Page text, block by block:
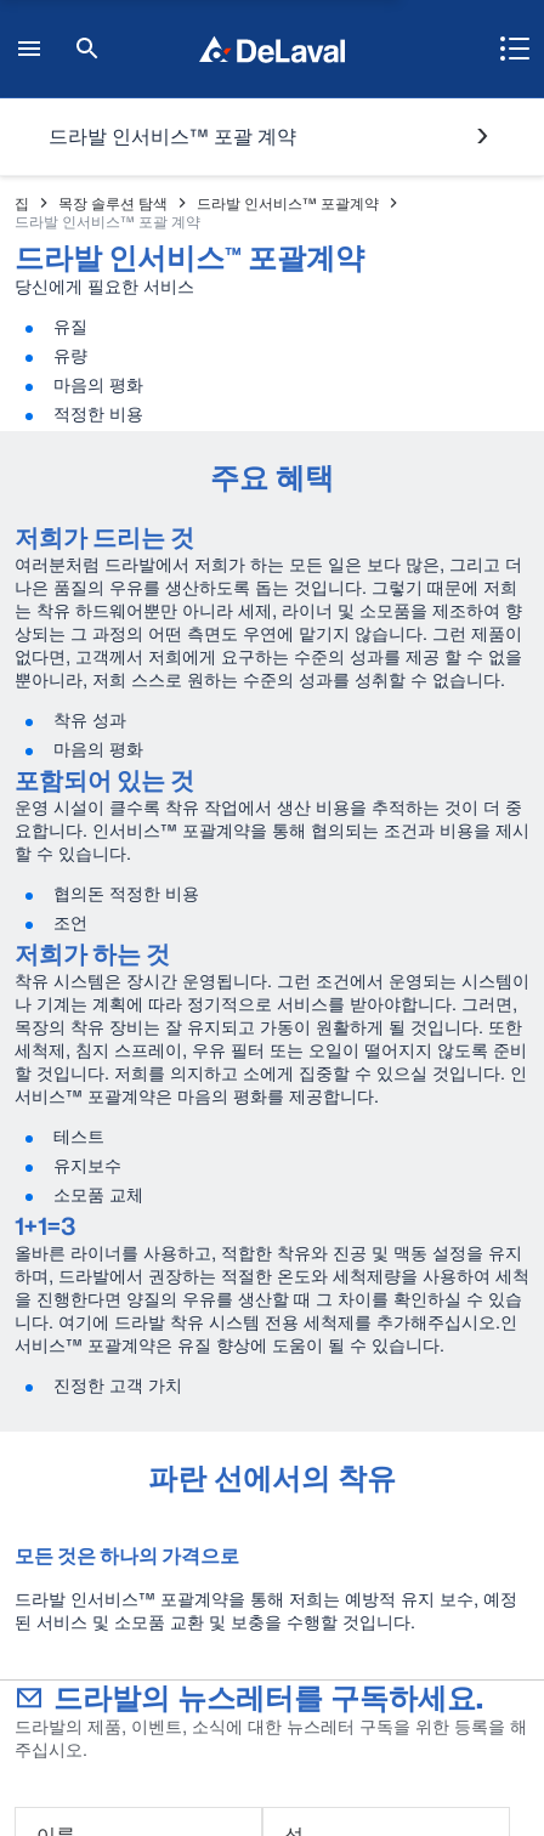
드라발 인서비스™ 포괄 계약
집 목장 솔루션 탐색
드라발 인서비스™ 포괄계약
드라발 인서비스™ 포괄 계약
드라발 인서비스™ 포괄계약
당신에게 필요한 서비스
유질
유량
마음의 평화
적정한 비용
주요 혜택
저희가 드리는 것
여러분처럼 드라발에서 저희가 하는 모든 일은 보다 많은, 그리고 더
나은 품질의 우유를 생산하도록 돕는 것입니다. 그렇기 때문에 저희
는 착유 하드웨어뿐만 아니라 세제, 라이너 및 소모품을 제조하여 향
상되는 그 과정의 어떤 측면도 우연에 맡기지 않습니다. 그런 제품이
없다면, 고객께서 저희에게 요구하는 수준의 성과를 제공 할 수 없을
뿐아니라, 저희 스스로 원하는 수준의 성과를 성취할 수 없습니다.
착유 성과
마음의 평화
포함되어 있는 것
운영 시설이 클수록 착유 작업에서 생산 비용을 추적하는 것이 더 중
요합니다. 인서비스™ 포괄계약을 통해 협의되는 조건과 비용을 제시
할 수 있습니다.
협의돈 적정한 비용
조언
저희가 하는 것
착유 시스템은 장시간 운영됩니다. 그런 조건에서 운영되는 시스템이
나 기계는 계획에 따라 정기적으로 서비스를 받아야합니다. 그러면,
목장의 착유 장비는 잘 유지되고 가동이 원활하게 될 것입니다. 또한
세척제, 침지 스프레이, 우유 필터 또는 오일이 떨어지지 않도록 준비
할 것입니다. 저희를 의지하고 소에게 집중할 수 있으실 것입니다. 인
서비스™ 포괄계약은 마음의 평화를 제공합니다.
테스트
유지보수
소모품 교체
1+1=3
올바른 라이너를 사용하고, 적합한 착유와 진공 및 맥동 설정을 유지
하며, 드라발에서 권장하는 적절한 온도와 세척제량을 사용하여 세척
을 진행한다면 양질의 우유를 생산할 때 그 차이를 확인하실 수 있습
니다. 여기에 드라발 착유 시스템 전용 세척제를 추가해주십시오.인
서비스™ 포괄계약은 유질 향상에 도움이 될 수 있습니다.
진정한 고객 가치
파란 선에서의 착유
모든 것은 하나의 가격으로
드라발 인서비스™ 포괄계약을 통해 저희는 예방적 유지 보수, 예정
된 서비스 및 소모품 교환 및 보충을 수행할 것입니다.
드라발의 뉴스레터를 구독하세요.
드라발의 제품, 이벤트, 소식에 대한 뉴스레터 구독을 위한 등록을 해
주십시오.